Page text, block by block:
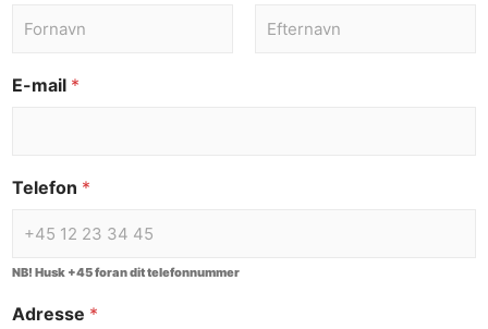
E-mail *
Telefon *
NB! Husk +45 foran dit telefonnummer
Adresse *